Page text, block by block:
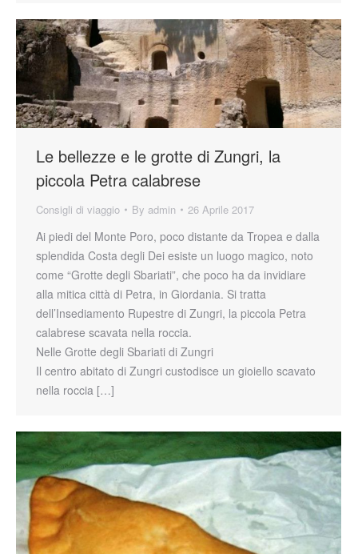
Le bellezze e le grotte di Zungri, la
piccola Petra calabrese
Consigli di viaggio By admin 26 Aprile 2017
Ai piedi del Monte Poro, poco distante da Tropea e dalla
splendida Costa degli Dei esiste un luogo magico, noto
come “Grotte degli Sbariati”, che poco ha da invidiare
alla mitica città di Petra, in Giordania. Si tratta
dell’Insediamento Rupestre di Zungri, la piccola Petra
calabrese scavata nella roccia.
Nelle Grotte degli Sbariati di Zungri
Il centro abitato di Zungri custodisce un gioiello scavato
nella roccia […]